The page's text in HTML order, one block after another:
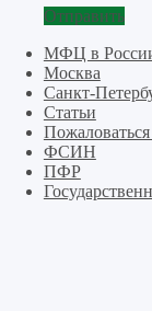
Отправить
МФЦ в
Москва
Санкт-
Статьи
ФСИН
ПФР